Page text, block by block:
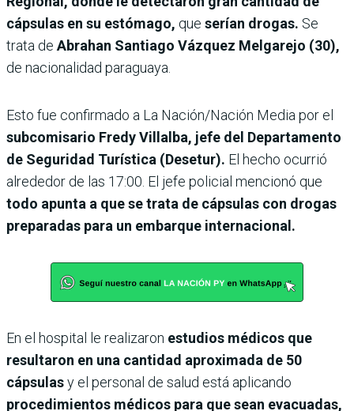
cápsulas en su estómago, que serían drogas. Se
trata de Abrahan Santiago Vázquez Melgarejo (30),
de nacionalidad paraguaya.
Esto fue confirmado a La Nación/Nación Media por el
subcomisario Fredy Villalba, jefe del Departamento
de Seguridad Turística (Desetur). El hecho ocurrió
alrededor de las 17:00. El jefe policial mencionó que
todo apunta a que se trata de cápsulas con drogas
preparadas para un embarque internacional.
En el hospital le realizaron estudios médicos que
resultaron en una cantidad aproximada de 50
cápsulasy el personal de salud está aplicando
procedimientos médicos para que sean evacuadas,